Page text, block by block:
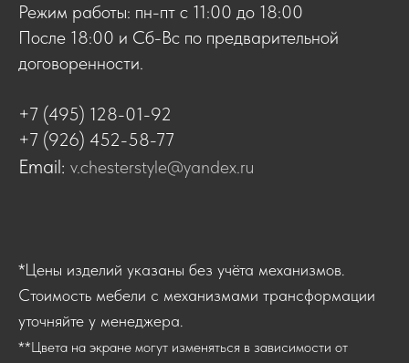
Режим работы: пн-пт с 11:00 до 18:00
После 18:00 и Сб-Вс по предварительной
договоренности.
+7 (495) 128-01-92
+7 (926) 452-58-77
Email: v.chesterstyle@yandex.ru
*Цены изделий указаны без учёта механизмов.
Стоимость мебели с механизмами трансформации
уточняйте у менеджера.
**Цвета на экране могут изменяться в зависимости от